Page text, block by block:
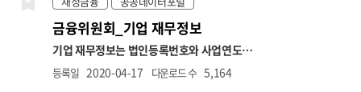
함. ※해당 자료추출월과 익월을 비교하여 자료
추출월에는 고지가 있으나 익월에는 고지가 없
는 대상자에 대한 건수를 제공하므로 실제 상실
문화시설정보,접객시설정보,지원시설정보,지
정일자,수용인원수,주차가능수,관광지소개,관
리기관전화번호,관리기관명
금융위원회_기업 재무정보
기업 재무정보는 법인등록번호와 사업연도를
기준으로 기업의 재무제표 항목을 조회할 수 있
는 데이터입니다. 제공 항목에는 기업의 매출
등록일 2020-04-17 다운로드 수 5,164